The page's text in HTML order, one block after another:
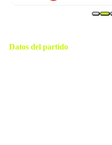
Datos del partido